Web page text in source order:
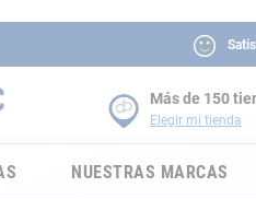
Más de 150
Elegir mi tienda
NUESTRAS MARCAS